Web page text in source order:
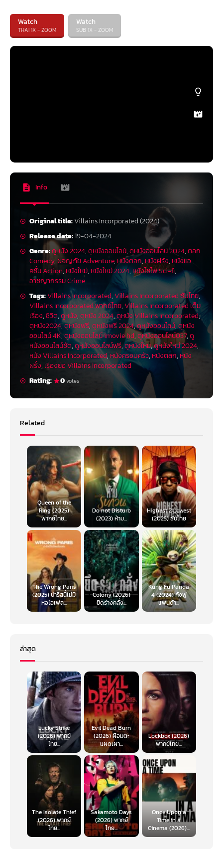
Watch
THAI 1X - ZOOM
Watch
SUB 1X - ZOOM
Info
Original title:Villains Incorporated (2024)
Release date:19-04-2024
Genre:ดูหนัง 2024,ดูหนังออนไลน์,ดูหนังออนไลน์ 2024,ตลก
Comedy,ผจญภัย Adventure, หนังตลก,หนังฝรั่ง, หนังแอ
คชั่น Action, หนังใหม่, หนังใหม่ 2024,หนังไซไฟ Sci-fi,
อาชญากรรม Crime
Tags:Villains Incorporated,Villains Incorporated ซับไทย,
Villains Incorporated พากย์ไทย,Villains Incorporated เต็ม
เรื่อง,ชีวิต,ดูหนัง,ดูหนัง 2024,ดูหนัง Villains Incorporated,
ดูหนัง2024,ดูหนังฟรี,ดูหนังฟรี 2024,ดูหนังออนไลน์,ดูหนัง
ออนไลน์ 4K,ดูหนังออนไลน์ imovie hd,ดูหนังออนไลน์037,ดู
หนังออนไลน์ชัด,ดูหนังออนไลน์ฟรี,ดูหนังใหม่,ดูหนังใหม่ 2024,
หนัง Villains Incorporated, หนังครอบครัว, หนังตลก, หนัง
ฝรั่ง, เรื่องย่อ Villains Incorporated
Rating:
0votes
Related
Queen of the
Ring (2025)
พากย์ไทย...
Do not Disturb
(2023) ห้าม...
Highest 2 Lowest
(2025) ซับไทย
The Wrong Paris
(2025) ปารีสนี้ไม่มี
หอไอเฟล...
Colony (2026)
ยึดร่างคลั่ง...
Kung Fu Panda
4 (2024) กังฟู
แพนด้า...
ล่าสุด
Lucky Strike
(2026) พากย์
ไทย...
Evil Dead Burn
(2026) ผีอมตะ
แผดเผา...
Lockbox (2026)
พากย์ไทย...
The Isolate Thief
(2026) พากย์
ไทย...
Sakamoto Days
(2026) พากย์
ไทย...
Once Upon a
Time in a
Cinema (2026)...